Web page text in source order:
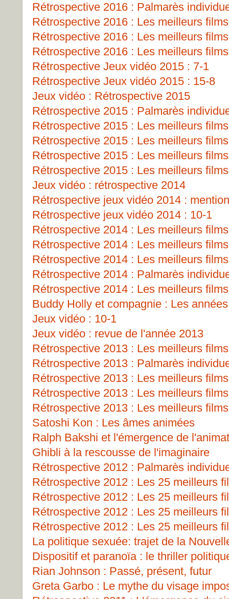
Rétrospective 2016 : Palmarès
Rétrospective 2016 : Les meilleurs
Rétrospective 2016 : Les meilleurs
Rétrospective 2016 : Les meilleurs
Rétrospective Jeux vidéo 2015 : 7-1
Rétrospective Jeux vidéo 2015 : 15-8
Jeux vidéo : Rétrospective 2015
Rétrospective 2015 : Palmarès
Rétrospective 2015 : Les meilleurs
Rétrospective 2015 : Les meilleurs
Rétrospective 2015 : Les meilleurs
Rétrospective 2015 : Les meilleurs
Jeux vidéo : rétrospective 2014
Rétrospective jeux vidéo 2014 :
Rétrospective jeux vidéo 2014 : 10-1
Rétrospective 2014 : Les meilleurs
Rétrospective 2014 : Les meilleurs
Rétrospective 2014 : Les meilleurs
Rétrospective 2014 : Palmarès
Rétrospective 2014 : Les meilleurs
Buddy Holly et compagnie : Les
Jeux vidéo : 10-1
Jeux vidéo : revue de l'année 2013
Rétrospective 2013 : Les meilleurs
Rétrospective 2013 : Palmarès
Rétrospective 2013 : Les meilleurs
Rétrospective 2013 : Les meilleurs
Rétrospective 2013 : Les meilleurs
Satoshi Kon : Les âmes animées
Ralph Bakshi et l'émergence de
Ghibli à la rescousse de l'imaginaire
Rétrospective 2012 : Palmarès
Rétrospective 2012 : Les 25 meilleurs
Rétrospective 2012 : Les 25 meilleurs
Rétrospective 2012 : Les 25 meilleurs
Rétrospective 2012 : Les 25 meilleurs
La politique sexuée: trajet de la
Dispositif et paranoïa : le thriller
Rian Johnson : Passé, présent, futur
Greta Garbo : Le mythe du visage